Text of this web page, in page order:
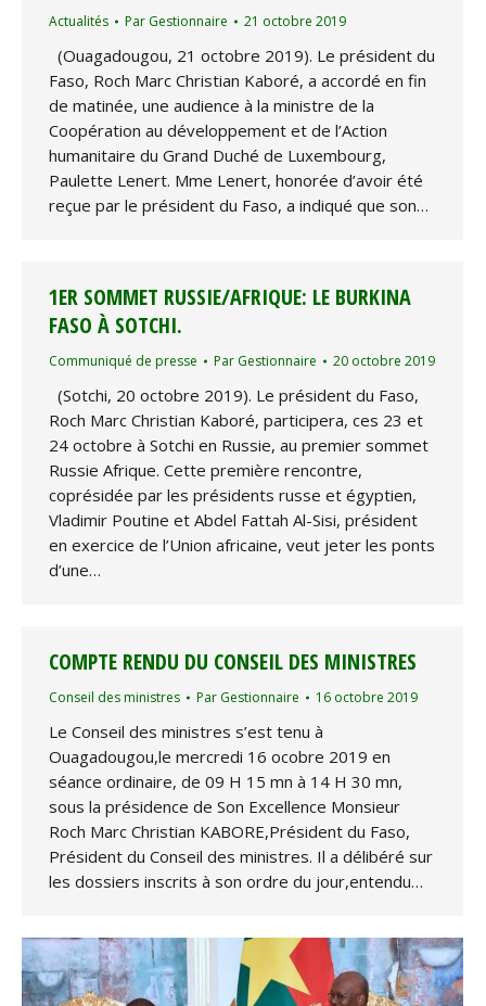
Actualités Par Gestionnaire 21 octobre 2019
(Ouagadougou, 21 octobre 2019). Le président du
Faso, Roch Marc Christian Kaboré, a accordé en fin
de matinée, une audience à la ministre de la
Coopération au développement et de l’Action
humanitaire du Grand Duché de Luxembourg,
Paulette Lenert. Mme Lenert, honorée d’avoir été
reçue par le président du Faso, a indiqué que son…
1ER SOMMET RUSSIE/AFRIQUE: LE BURKINA
FASO À SOTCHI.
Communiqué de presse Par Gestionnaire 20 octobre 2019
(Sotchi, 20 octobre 2019). Le président du Faso,
Roch Marc Christian Kaboré, participera, ces 23 et
24 octobre à Sotchi en Russie, au premier sommet
Russie Afrique. Cette première rencontre,
coprésidée par les présidents russe et égyptien,
Vladimir Poutine et Abdel Fattah Al-Sisi, président
en exercice de l’Union africaine, veut jeter les ponts
d’une…
COMPTE RENDU DU CONSEIL DES MINISTRES
Conseil des ministres Par Gestionnaire 16 octobre 2019
Le Conseil des ministres s’est tenu à
Ouagadougou,le mercredi 16 ocobre 2019 en
séance ordinaire, de 09 H 15 mn à 14 H 30 mn,
sous la présidence de Son Excellence Monsieur
Roch Marc Christian KABORE,Président du Faso,
Président du Conseil des ministres. Il a délibéré sur
les dossiers inscrits à son ordre du jour,entendu…